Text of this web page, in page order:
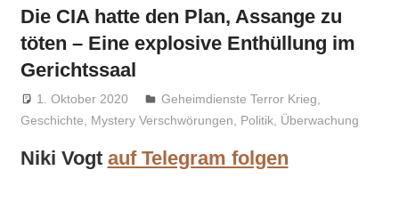
Die CIA hatte den Plan, Assange zu
töten – Eine explosive Enthüllung im
Gerichtssaal
1. Oktober 2020 Niki Vogt
Geheimdienste Terror Krieg,
Geschichte, Mystery Verschwörungen, Politik, Überwachung
Niki Vogt auf Telegram folgen